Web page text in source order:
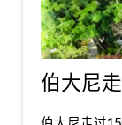
伯大尼